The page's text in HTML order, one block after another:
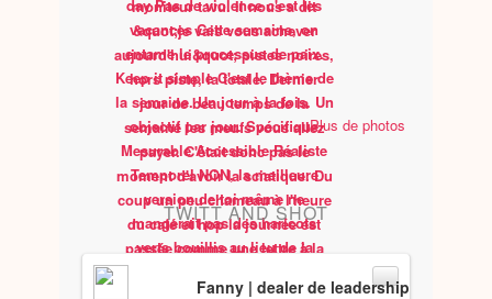
Plus de photos
TWITT AND SHOT
Fanny | dealer de leadership